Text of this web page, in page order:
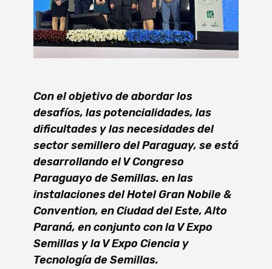
Con el objetivo de abordar los
desafíos, las potencialidades, las
dificultades y las necesidades del
sector semillero del Paraguay, se está
desarrollando el V Congreso
Paraguayo de Semillas. en las
instalaciones del Hotel Gran Nobile &
Convention, en Ciudad del Este, Alto
Paraná, en conjunto con la V Expo
Semillas y la V Expo Ciencia y
Tecnología de Semillas.